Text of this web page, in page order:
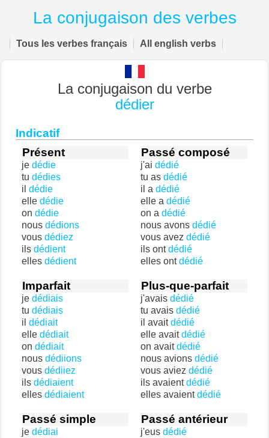
La conjugaison des verbes
Tous les verbes français All english verbs
La conjugaison du verbe
dédier
Indicatif
Présent
je dédie
tu dédies
il dédie
elle dédie
on dédie
nous dédions
vous dédiez
ils dédient
elles dédient
Passé composé
j'ai dédié
tu as dédié
il a dédié
elle a dédié
on a dédié
nous avons dédié
vous avez dédié
ils ontdédié
elles ontdédié
Imparfait
je dédiais
tu dédiais
il dédiait
elle dédiait
on dédiait
nous dédiions
vous dédiiez
ils dédiaient
elles dédiaient
Plus-que-parfait
j'avais dédié
tu avais dédié
il avaitdédié
elle avaitdédié
on avaitdédié
nous avions dédié
vous aviez dédié
ils avaientdédié
elles avaientdédié
Passé simple
je dédiai
Passé antérieur
j'eus dédié